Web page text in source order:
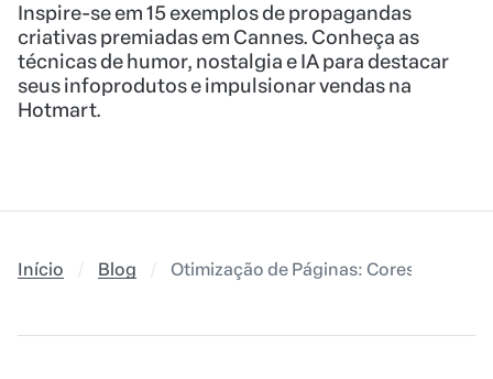
Inspire-se em 15 exemplos de propagandas
criativas premiadas em Cannes. Conheça as
técnicas de humor, nostalgia e IA para destacar
seus infoprodutos e impulsionar vendas na
Hotmart.
Início Blog Otimização de Páginas: Cores (Parte 1